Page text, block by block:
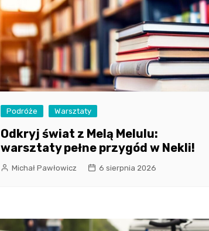
Podróże Warsztaty
Odkryj świat z Melą Melulu:
warsztaty pełne przygód w Nekli!
Michał Pawłowicz 6 sierpnia 2026